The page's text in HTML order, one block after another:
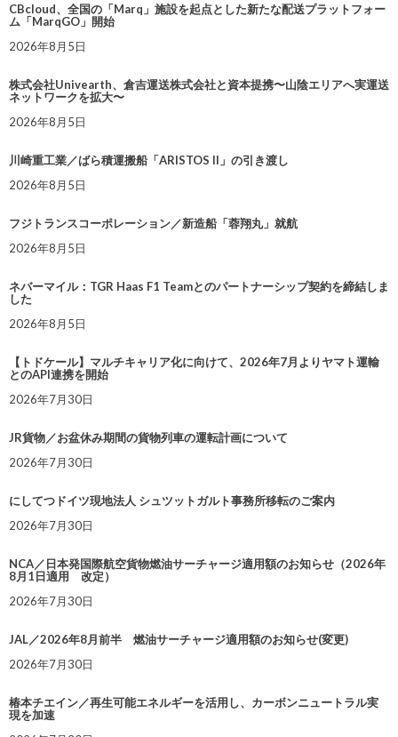
CBcloud、全国の「Marq」施設を起点とした新たな配送プラットフォー
ム「MarqGO」開始
2026年8月5日
株式会社Univearth、倉吉運送株式会社と資本提携〜山陰エリアへ実運送
ネットワークを拡大〜
2026年8月5日
川崎重工業／ばら積運搬船「ARISTOS II」の引き渡し
2026年8月5日
フジトランスコーポレーション／新造船「蓉翔丸」就航
2026年8月5日
ネバーマイル：TGR Haas F1 Teamとのパートナーシップ契約を締結しま
した
2026年8月5日
【トドケール】マルチキャリア化に向けて、2026年7月よりヤマト運輸
とのAPI連携を開始
2026年7月30日
JR貨物／お盆休み期間の貨物列車の運転計画について
2026年7月30日
にしてつドイツ現地法人 シュツットガルト事務所移転のご案内
2026年7月30日
NCA／日本発国際航空貨物燃油サーチャージ適用額のお知らせ（2026年
8月1日適用 改定）
2026年7月30日
JAL／2026年8月前半 燃油サーチャージ適用額のお知らせ(変更)
2026年7月30日
椿本チエイン／再生可能エネルギーを活用し、カーボンニュートラル実
現を加速